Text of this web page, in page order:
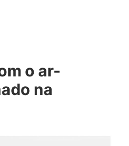
o ar-
na